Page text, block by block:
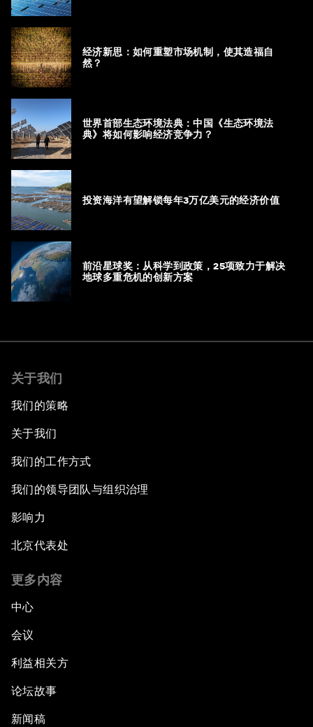
经济新思：如何重塑市场机制，使其造福自
然？
世界首部生态环境法典：中国《生态环境法
典》将如何影响经济竞争力？
投资海洋有望解锁每年3万亿美元的经济价值
前沿星球奖：从科学到政策，25项致力于解决
地球多重危机的创新方案
关于我们
我们的策略
关于我们
我们的工作方式
我们的领导团队与组织治理
影响力
北京代表处
更多内容
中心
会议
利益相关方
论坛故事
新闻稿